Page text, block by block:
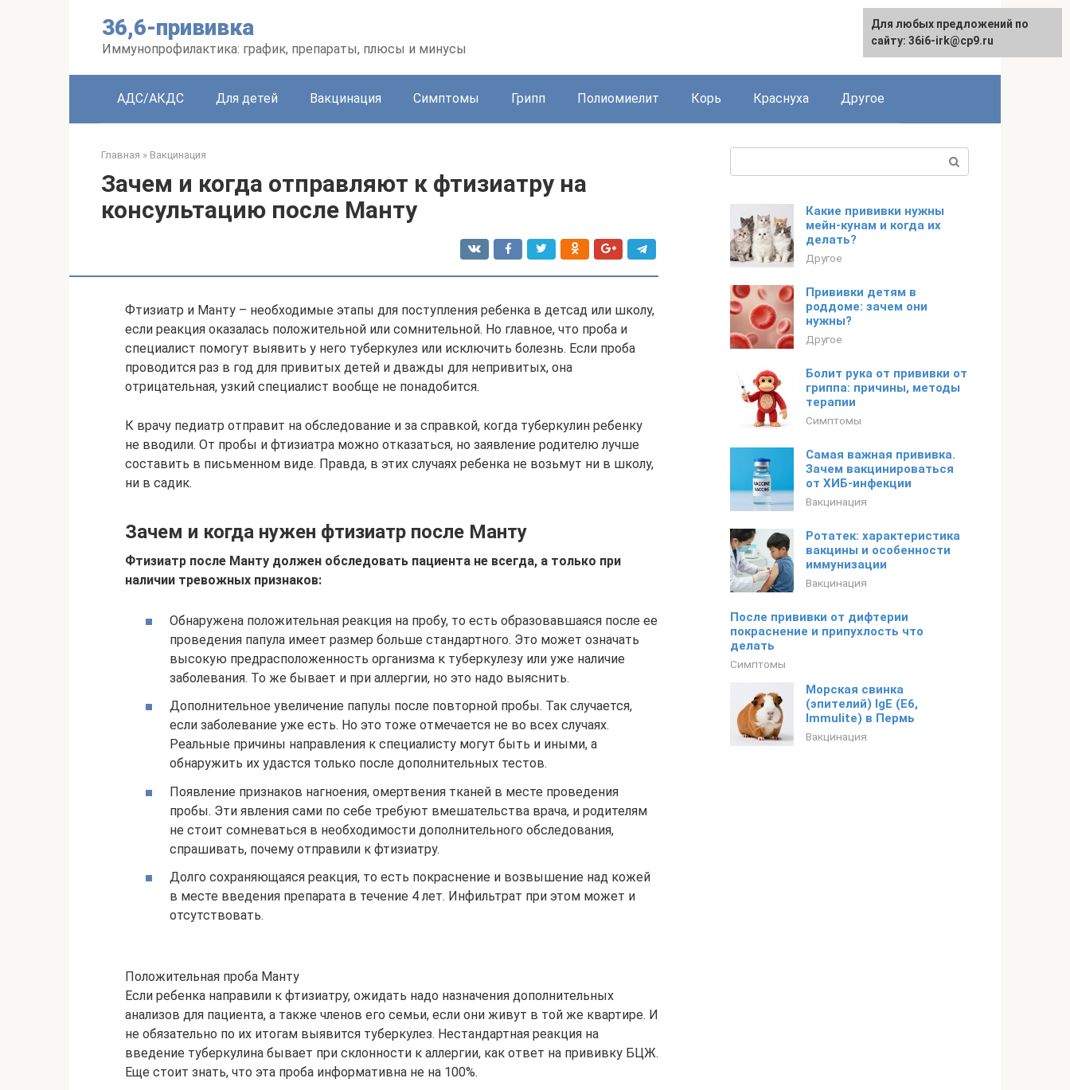
36,6-прививка
Иммунопрофилактика: график, препараты, плюсы и минусы
АДС/АКДС Для детей Вакцинация Симптомы Грипп Полиомиелит Корь Краснуха Другое
Главная » Вакцинация
Зачем и когда отправляют к фтизиатру на
консультацию после Манту
Фтизиатр и Манту – необходимые этапы для поступления ребенка в детсад или школу,
если реакция оказалась положительной или сомнительной. Но главное, что проба и
специалист помогут выявить у него туберкулез или исключить болезнь. Если проба
проводится раз в год для привитых детей и дважды для непривитых, она
отрицательная, узкий специалист вообще не понадобится.
К врачу педиатр отправит на обследование и за справкой, когда туберкулин ребенку
не вводили. От пробы и фтизиатра можно отказаться, но заявление родителю лучше
составить в письменном виде. Правда, в этих случаях ребенка не возьмут ни в школу,
ни в садик.
Зачем и когда нужен фтизиатр после Манту
Фтизиатр после Манту должен обследовать пациента не всегда, а только при
наличии тревожных признаков:
Обнаружена положительная реакция на пробу, то есть образовавшаяся после ее
проведения папула имеет размер больше стандартного. Это может означать
высокую предрасположенность организма к туберкулезу или уже наличие
заболевания. То же бывает и при аллергии, но это надо выяснить.
Дополнительное увеличение папулы после повторной пробы. Так случается,
если заболевание уже есть. Но это тоже отмечается не во всех случаях.
Реальные причины направления к специалисту могут быть и иными, а
обнаружить их удастся только после дополнительных тестов.
Появление признаков нагноения, омертвения тканей в месте проведения
пробы. Эти явления сами по себе требуют вмешательства врача, и родителям
не стоит сомневаться в необходимости дополнительного обследования,
спрашивать, почему отправили к фтизиатру.
Долго сохраняющаяся реакция, то есть покраснение и возвышение над кожей
в месте введения препарата в течение 4 лет. Инфильтрат при этом может и
отсутствовать.
Положительная проба Манту
Если ребенка направили к фтизиатру, ожидать надо назначения дополнительных
анализов для пациента, а также членов его семьи, если они живут в той же квартире. И
не обязательно по их итогам выявится туберкулез. Нестандартная реакция на
введение туберкулина бывает при склонности к аллергии, как ответ на прививку БЦЖ.
Еще стоит знать, что эта проба информативна не на 100%.
Какие прививки нужны
мейн-кунам и когда их
делать?
Другое
Прививки детям в
роддоме: зачем они
нужны?
Другое
Болит рука от прививки от
гриппа: причины, методы
терапии
Симптомы
Самая важная прививка.
Зачем вакцинироваться
от ХИБ-инфекции
Вакцинация
Ротатек: характеристика
вакцины и особенности
иммунизации
Вакцинация
После прививки от дифтерии
покраснение и припухлость что
делать
Симптомы
Морская свинка
(эпителий) IgE (E6,
Immulite) в Пермь
Вакцинация
Для любых предложений по
сайту: 36i6-irk@cp9.ru